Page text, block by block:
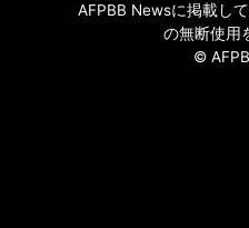
AFPBB Newsに掲載し
の無断使用
©